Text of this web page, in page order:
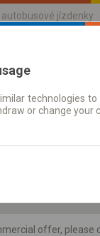
jízdenky
Jízdni řády a jízdenky
offer,
technologies
or change